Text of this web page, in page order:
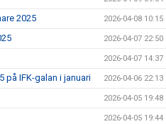
2025 2026-04-08 10:15
2026-04-07 22:50
2026-04-07 14:37
på IFK-galan i januari 2026-04-06 22:13
2026-04-05 19:48
2026-04-05 19:44